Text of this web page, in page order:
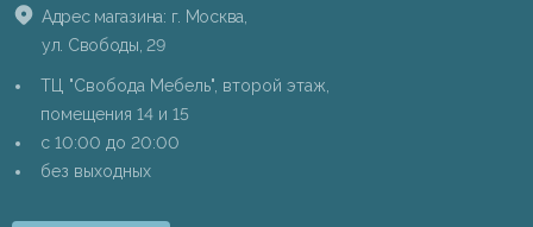
Адрес магазина: г. Москва,
ул. Свободы, 29
ТЦ "Свобода Мебель", второй этаж,
помещения 14 и 15
c 10:00 до 20:00
без выходных